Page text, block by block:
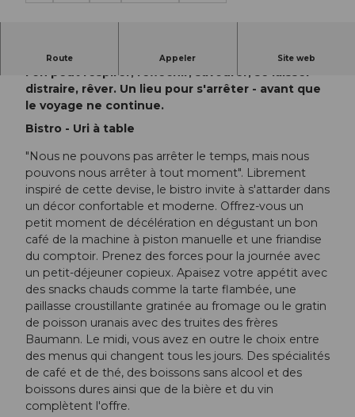
Route Appeler Site web
Le Transit, près de la gare d'Altdorf, est un lieu où
l'on peut respirer, réfléchir, savourer, se laisser
distraire, rêver. Un lieu pour s'arrêter - avant que
le voyage ne continue.
Bistro - Uri à table
"Nous ne pouvons pas arrêter le temps, mais nous
pouvons nous arrêter à tout moment". Librement
inspiré de cette devise, le bistro invite à s'attarder dans
un décor confortable et moderne. Offrez-vous un
petit moment de décélération en dégustant un bon
café de la machine à piston manuelle et une friandise
du comptoir. Prenez des forces pour la journée avec
un petit-déjeuner copieux. Apaisez votre appétit avec
des snacks chauds comme la tarte flambée, une
paillasse croustillante gratinée au fromage ou le gratin
de poisson uranais avec des truites des frères
Baumann. Le midi, vous avez en outre le choix entre
des menus qui changent tous les jours. Des spécialités
de café et de thé, des boissons sans alcool et des
boissons dures ainsi que de la bière et du vin
complètent l'offre.